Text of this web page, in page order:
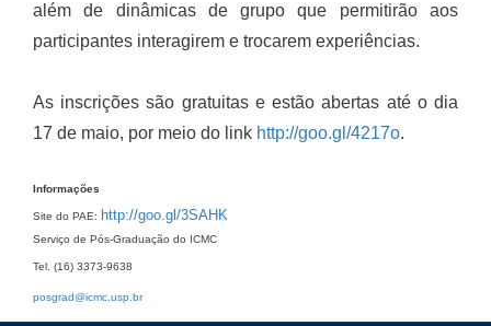
além de dinâmicas de grupo que permitirão aos
participantes interagirem e trocarem experiências.
As inscrições são gratuitas e estão abertas até o dia
17 de maio, por meio do link http://goo.gl/4217o.
Informações
Site do PAE: http://goo.gl/3SAHK
Serviço de Pós-Graduação do ICMC
Tel. (16) 3373-9638
posgrad@icmc.usp.br